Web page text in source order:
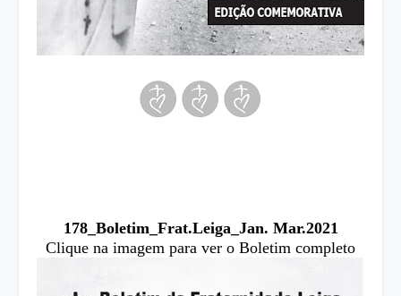
178_Boletim_Frat.Leiga_Jan. Mar.2021
Clique na imagem para ver o Boletim completo